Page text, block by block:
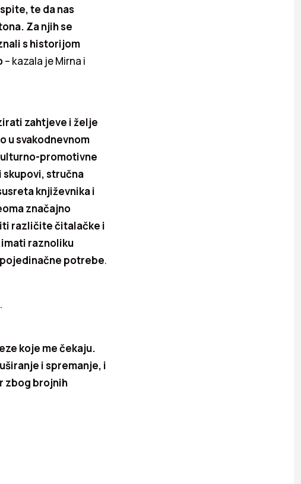
te da nas
Za njih se
s historijom
– kazala je Mirna i
zahtjeve i želje
u svakodnevnom
promotivne
skupovi, stručna
književnika i
značajno
različite čitalačke i
raznoliku
potrebe.
koje me čekaju.
i spremanje, i
zbog brojnih